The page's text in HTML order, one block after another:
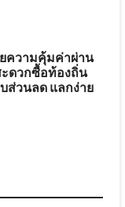
ยความคุ้มค่าผ่าน
ะดวกซื้อท้องถิ่น
ส่วนลด แลกง่าย